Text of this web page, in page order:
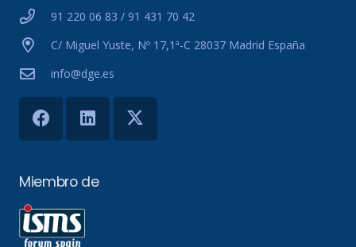
91 220 06 83 / 91 431 70 42
C/ Miguel Yuste, Nº 17,1ª-C 28037 Madrid España
info@dge.es
Miembro de